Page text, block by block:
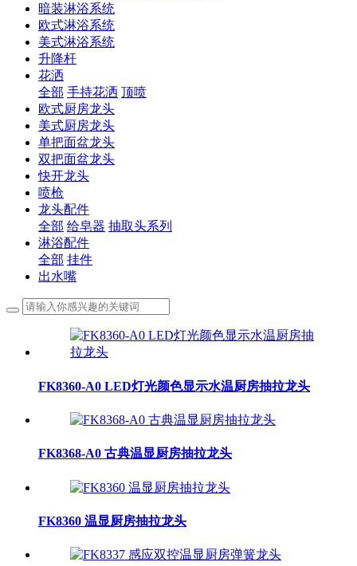
暗装淋浴系统
欧式淋浴系统
美式淋浴系统
升降杆
花洒
全部 手持花洒 顶喷
欧式厨房龙头
美式厨房龙头
单把面盆龙头
双把面盆龙头
快开龙头
喷枪
龙头配件
全部 给皂器 抽取头系列
淋浴配件
全部 挂件
出水嘴
FK8360-A0 LED灯光颜色显示水温厨房抽拉龙头
FK8368-A0 古典温显厨房抽拉龙头
FK8360 温显厨房抽拉龙头